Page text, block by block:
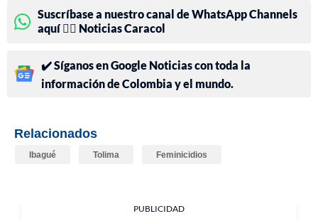
Suscríbase a nuestro canal de WhatsApp Channels
aquí 👉🏻 Noticias Caracol
✔️ Síganos en Google Noticias con toda la
información de Colombia y el mundo.
Relacionados
Ibagué Tolima Feminicidios
PUBLICIDAD